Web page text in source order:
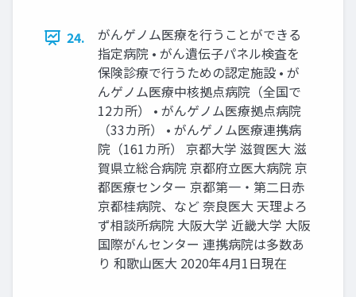
24.
がんゲノム医療を⾏うことができる
指定病院 • がん遺伝⼦パネル検査を
保険診療で⾏うための認定施設 • が
んゲノム医療中核拠点病院（全国で
12カ所） • がんゲノム医療拠点病院
（33カ所） • がんゲノム医療連携病
院（161カ所） 京都⼤学 滋賀医⼤ 滋
賀県⽴総合病院 京都府⽴医⼤病院 京
都医療センター 京都第⼀・第⼆⽇⾚
京都桂病院、など 奈良医⼤ 天理よろ
ず相談所病院 ⼤阪⼤学 近畿⼤学 ⼤阪
国際がんセンター 連携病院は多数あ
り 和歌⼭医⼤ 2020年4⽉1⽇現在